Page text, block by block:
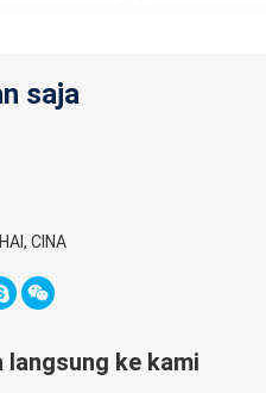
saja
CINA
langsung ke kami